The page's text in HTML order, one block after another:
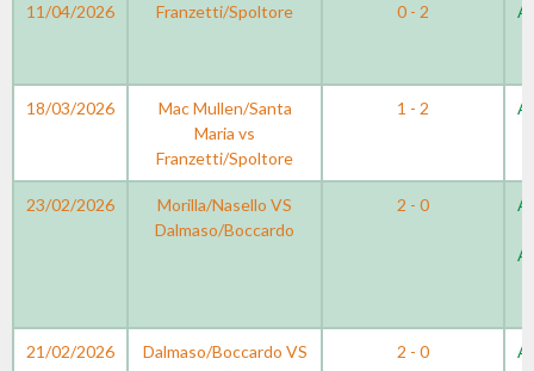
11/04/2026 Franzetti/Spoltore 0 - 2
18/03/2026
Mac Mullen/Santa
Maria vs
Franzetti/Spoltore
1 - 2
23/02/2026
Morilla/Nasello VS
Dalmaso/Boccardo
2 - 0
21/02/2026
Dalmaso/Boccardo VS
2 - 0